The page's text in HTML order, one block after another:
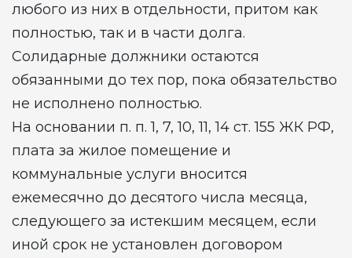
любого из них в отдельности, притом как
полностью, так и в части долга.
Солидарные должники остаются
обязанными до тех пор, пока обязательство
не исполнено полностью.
На основании п. п. 1, 7, 10, 11, 14 ст. 155 ЖК РФ,
плата за жилое помещение и
коммунальные услуги вносится
ежемесячно до десятого числа месяца,
следующего за истекшим месяцем, если
иной срок не установлен договором